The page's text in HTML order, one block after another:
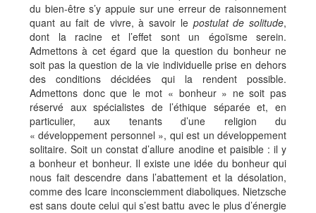
du bien-être s’y appuie sur une erreur de raisonnement
quant au fait de vivre, à savoir le postulat de solitude,
dont la racine et l’effet sont un égoïsme serein.
Admettons à cet égard que la question du bonheur ne
soit pas la question de la vie individuelle prise en dehors
des conditions décidées qui la rendent possible.
Admettons donc que le mot « bonheur » ne soit pas
réservé aux spécialistes de l’éthique séparée et, en
particulier, aux tenants d’une religion du
« développement personnel », qui est un développement
solitaire. Soit un constat d’allure anodine et paisible : il y
a bonheur et bonheur. Il existe une idée du bonheur qui
nous fait descendre dans l’abattement et la désolation,
comme des Icare inconsciemment diaboliques. Nietzsche
est sans doute celui qui s’est battu avec le plus d’énergie